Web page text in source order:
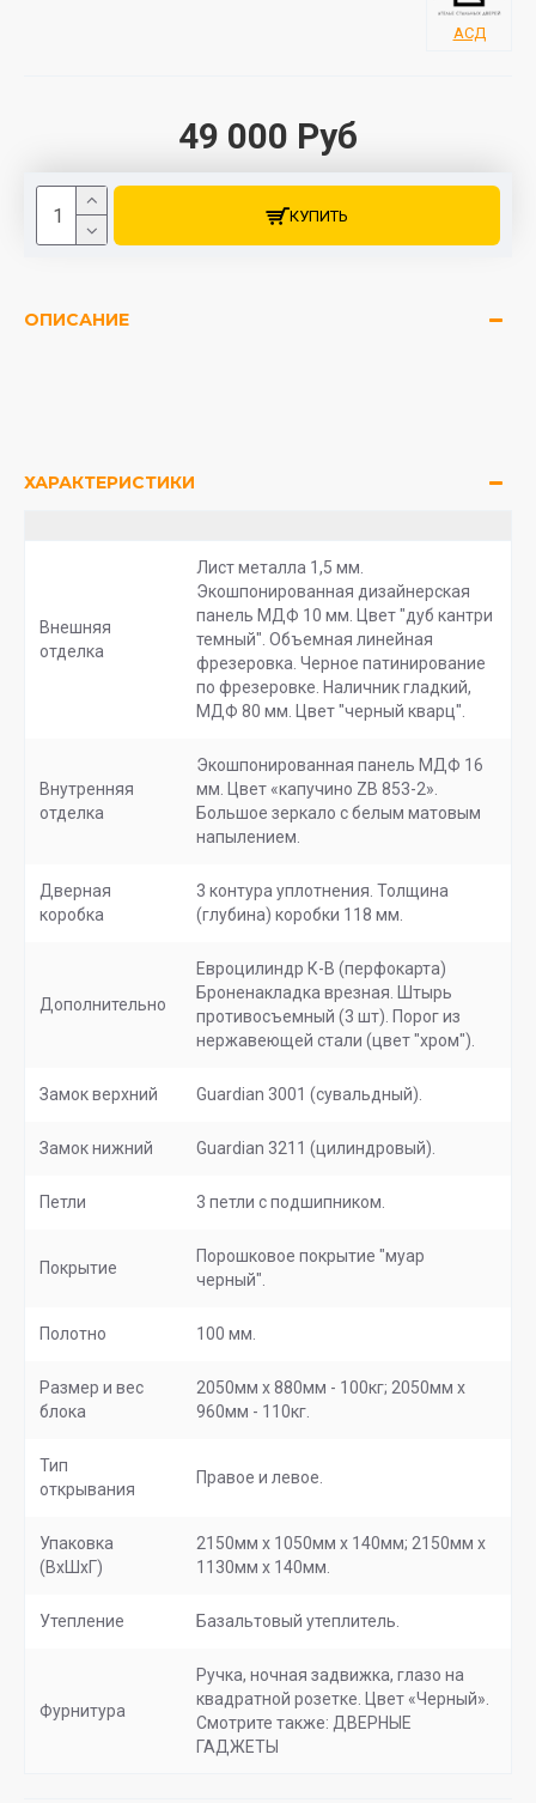
49 000 Руб
АСД
КУПИТЬ
ОПИСАНИЕ
ХАРАКТЕРИСТИКИ
Внешняя
отделка
Лист металла 1,5 мм.
Экошпонированная дизайнерская
панель МДФ 10 мм. Цвет "дуб кантри
темный". Объемная линейная
фрезеровка. Черное патинирование
по фрезеровке. Наличник гладкий,
МДФ 80 мм. Цвет "черный кварц".
Внутренняя
отделка
Экошпонированная панель МДФ 16
мм. Цвет «капучино ZB 853-2».
Большое зеркало с белым матовым
напылением.
Дверная
коробка
3 контура уплотнения. Толщина
(глубина) коробки 118 мм.
Дополнительно
Евроцилиндр К-В (перфокарта)
Броненакладка врезная. Штырь
противосъемный (3 шт). Порог из
нержавеющей стали (цвет "хром").
Замок верхний Guardian 3001 (сувальдный).
Замок нижний Guardian 3211 (цилиндровый).
Петли 3 петли с подшипником.
Покрытие
Порошковое покрытие "муар
черный".
Полотно 100 мм.
Размер и вес
блока
2050мм х 880мм - 100кг; 2050мм х
960мм - 110кг.
Тип
открывания
Правое и левое.
Упаковка
(ВхШхГ)
2150мм х 1050мм х 140мм; 2150мм х
1130мм х 140мм.
Утепление Базальтовый утеплитель.
Фурнитура
Ручка, ночная задвижка, глазо на
квадратной розетке. Цвет «Черный».
Смотрите также: ДВЕРНЫЕ
ГАДЖЕТЫ